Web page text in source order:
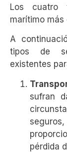
Los cuatro
marítimo más
A
tipos de
existentes
sufran
pérdida